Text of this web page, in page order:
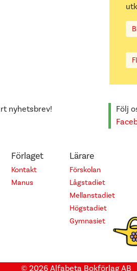
nyhetsbrev!
Följ
Förlaget
Kontakt
Manus
Lärare
Förskolan
Lågstadiet
Mellanstadiet
Högstadiet
Gymnasiet
© 2026 Alfabeta Bokförlag AB